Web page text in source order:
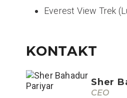
Everest View Trek
KONTAKT
Sher
CEO